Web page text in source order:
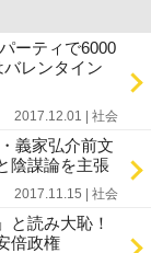
ーティで6000
レンタイン
2017.12.01 | 社会
義家弘介前文
陰謀論を主張
2017.11.15 | 社会
と読み大恥！
倍政権